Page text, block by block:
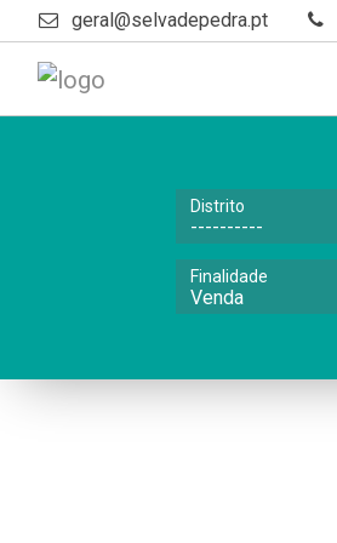
geral@selvadepedra.pt
Distrito
Finalidade